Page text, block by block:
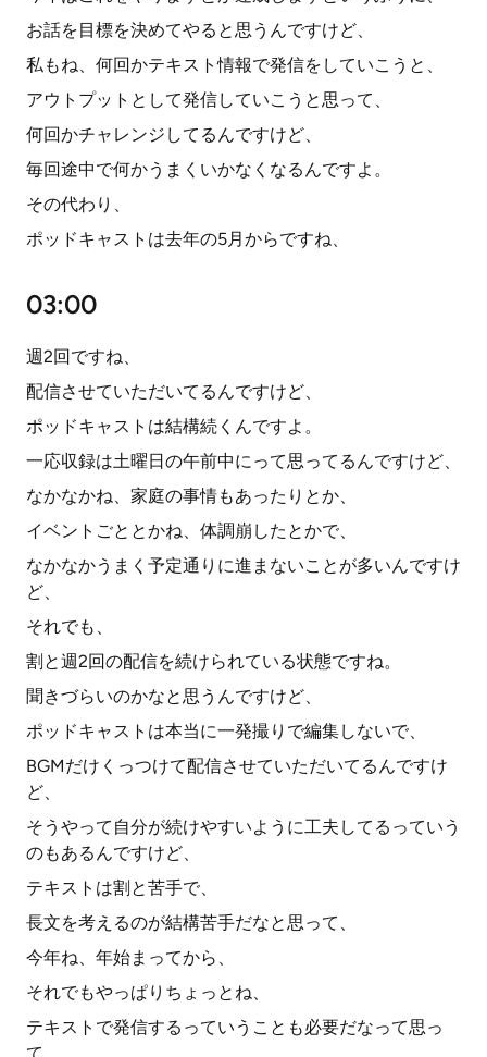
お話を目標を決めてやると思うんですけど、
私もね、何回かテキスト情報で発信をしていこうと、
アウトプットとして発信していこうと思って、
何回かチャレンジしてるんですけど、
毎回途中で何かうまくいかなくなるんですよ。
その代わり、
ポッドキャストは去年の5月からですね、
03:00
週2回ですね、
配信させていただいてるんですけど、
ポッドキャストは結構続くんですよ。
一応収録は土曜日の午前中にって思ってるんですけど、
なかなかね、家庭の事情もあったりとか、
イベントごととかね、体調崩したとかで、
なかなかうまく予定通りに進まないことが多いんですけ
ど、
それでも、
割と週2回の配信を続けられている状態ですね。
聞きづらいのかなと思うんですけど、
ポッドキャストは本当に一発撮りで編集しないで、
BGMだけくっつけて配信させていただいてるんですけ
ど、
そうやって自分が続けやすいように工夫してるっていう
のもあるんですけど、
テキストは割と苦手で、
長文を考えるのが結構苦手だなと思って、
今年ね、年始まってから、
それでもやっぱりちょっとね、
テキストで発信するっていうことも必要だなって思っ